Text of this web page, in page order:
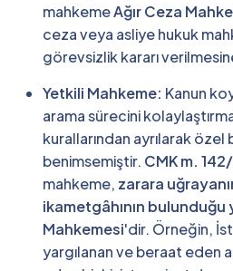
mahkemeAğır Ceza
ceza veya asliye hukuk
görevsizlik kararı
Yetkili Mahkeme: Kanun
arama sürecini
kurallarından ayrılarak özel
benimsemiştir. CMK m.
mahkeme, zarara
ikametgâhının bulunduğu
Mahkemesi'dir. Örneğin,
yargılanan ve beraat eden